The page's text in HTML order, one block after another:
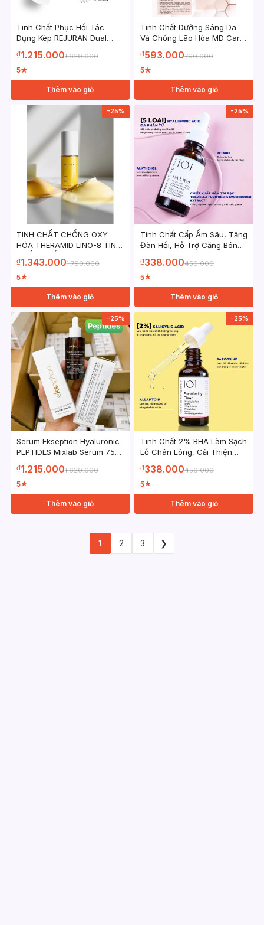
Tinh Chất Phục Hồi Tác
Dụng Kép REJURAN Dual
₫1.215.0001.620.000
5★
Thêm vào giỏ
Tinh Chất Dưỡng Sáng Da
Và Chống Lão Hóa MD Care
Whitening Advanced
Formula 30ml
₫593.000790.000
5★
Thêm vào giỏ
-25%
TINH CHẤT CHỐNG OXY
HÓA THERAMID LINO-8 TINH
30ml
₫1.343.0001.790.000
5★
Thêm vào giỏ
-25%
Tinh Chất Cấp Ẩm Sâu, Tăng
Đàn Hồi, Hỗ Trợ Căng Bóng
Rich 30ml
₫338.000450.000
5★
Thêm vào giỏ
-25%
Serum Ekseption Hyaluronic
PEPTIDES Mixlab Serum 75ml
hoá
₫1.215.0001.620.000
5★
Thêm vào giỏ
-25%
Tinh Chất 2% BHA Làm Sạch
Lỗ Chân Lông, Cải Thiện
Gorgeous Porefectly Clear
30ml
₫338.000450.000
5★
Thêm vào giỏ
1 2 3 ❯